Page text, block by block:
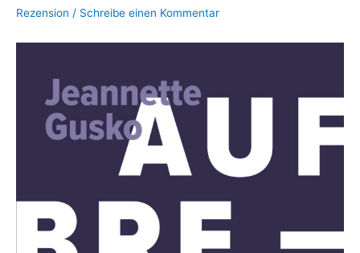
Rezension / Schreibe einen Kommentar